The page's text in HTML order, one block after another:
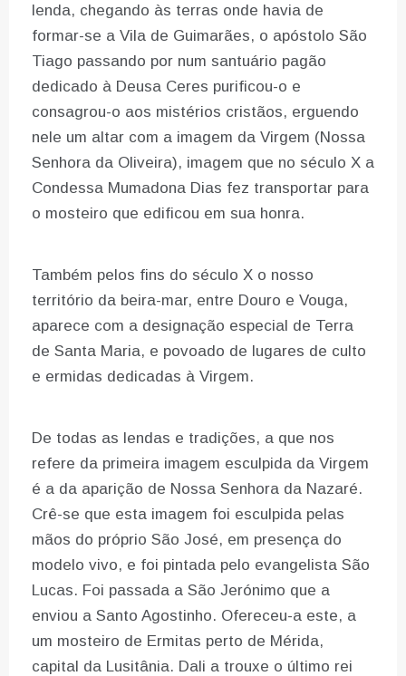
lenda, chegando às terras onde havia de
formar-se a Vila de Guimarães, o apóstolo São
Tiago passando por num santuário pagão
dedicado à Deusa Ceres purificou-o e
consagrou-o aos mistérios cristãos, erguendo
nele um altar com a imagem da Virgem (Nossa
Senhora da Oliveira), imagem que no século X a
Condessa Mumadona Dias fez transportar para
o mosteiro que edificou em sua honra.
Também pelos fins do século X o nosso
território da beira-mar, entre Douro e Vouga,
aparece com a designação especial de Terra
de Santa Maria, e povoado de lugares de culto
e ermidas dedicadas à Virgem.
De todas as lendas e tradições, a que nos
refere da primeira imagem esculpida da Virgem
é a da aparição de Nossa Senhora da Nazaré.
Crê-se que esta imagem foi esculpida pelas
mãos do próprio São José, em presença do
modelo vivo, e foi pintada pelo evangelista São
Lucas. Foi passada a São Jerónimo que a
enviou a Santo Agostinho. Ofereceu-a este, a
um mosteiro de Ermitas perto de Mérida,
capital da Lusitânia. Dali a trouxe o último rei